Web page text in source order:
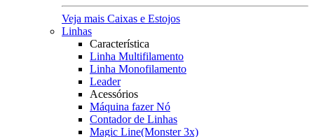
Veja mais Caixas e Estojos
Linhas
Característica
Linha Multifilamento
Linha Monofilamento
Leader
Acessórios
Máquina fazer Nó
Contador de Linhas
Magic Line(Monster 3x)